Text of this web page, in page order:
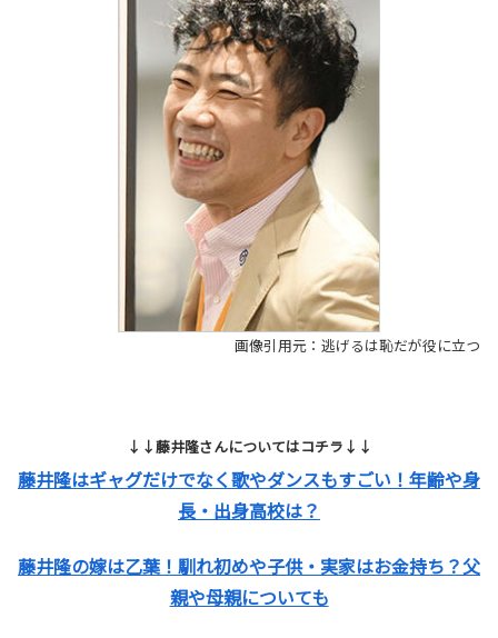
画像引用元：逃げるは恥だが役に立つ
↓↓藤井隆さんについてはコチラ↓↓
藤井隆はギャグだけでなく歌やダンスもすごい！年齢や身
長・出身高校は？
藤井隆の嫁は乙葉！馴れ初めや子供・実家はお金持ち？父
親や母親についても